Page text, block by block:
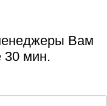
Вам
30 мин.